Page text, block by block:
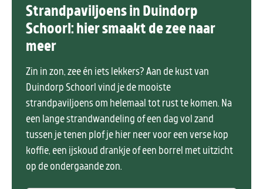
Strandpaviljoens in Duindorp
Schoorl: hier smaakt de zee naar
meer
Zin in zon, zee én iets lekkers? Aan de kust van
Duindorp Schoorl vind je de mooiste
strandpaviljoens om helemaal tot rust te komen. Na
een lange strandwandeling of een dag vol zand
tussen je tenen plof je hier neer voor een verse kop
koffie, een ijskoud drankje of een borrel met uitzicht
op de ondergaande zon.